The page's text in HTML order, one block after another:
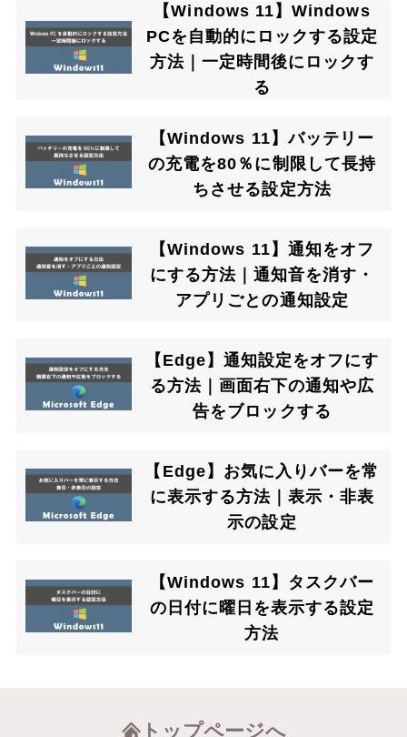
【Windows 11】Windows
PCを自動的にロックする設定
方法｜一定時間後にロックす
る
【Windows 11】バッテリー
の充電を80％に制限して長持
ちさせる設定方法
【Windows 11】通知をオフ
にする方法｜通知音を消す・
アプリごとの通知設定
【Edge】通知設定をオフにす
る方法｜画面右下の通知や広
告をブロックする
【Edge】お気に入りバーを常
に表示する方法｜表示・非表
示の設定
【Windows 11】タスクバー
の日付に曜日を表示する設定
方法
トップページへ